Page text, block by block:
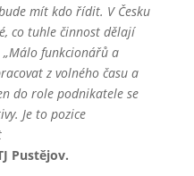
mít kdo řídit. V Česku
co tuhle činnost dělají
„Málo funkcionářů a
z volného času a
do role podnikatele se
Je to pozice
Pustějov.